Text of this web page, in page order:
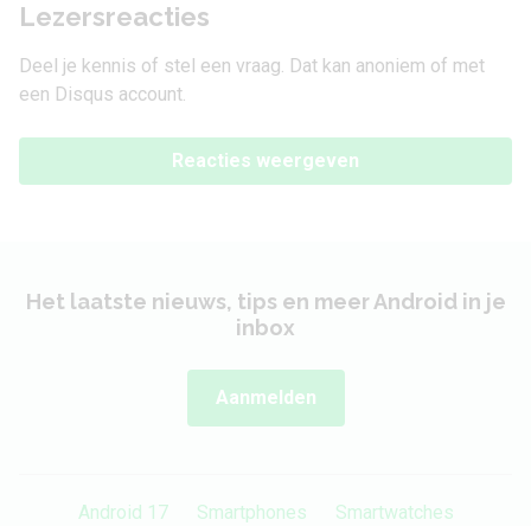
Lezersreacties
Deel je kennis of stel een vraag. Dat kan anoniem of met
een Disqus account.
Reacties weergeven
Het laatste nieuws, tips en meer Android in je
inbox
Aanmelden
Android 17 Smartphones
Smartwatches